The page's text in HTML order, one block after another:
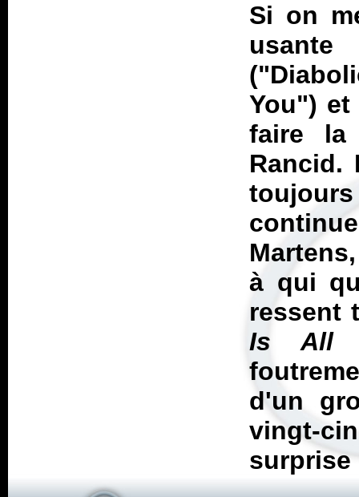
Si on
You") et
faire la
Rancid.
à qui
ressent
Is All
d'un
vingt-
surprise